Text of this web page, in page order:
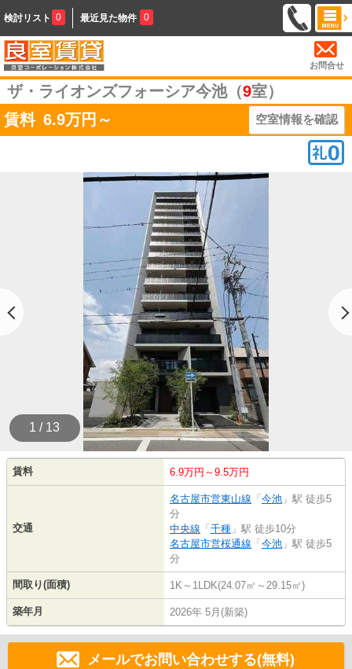
検討リスト 0 最近見た物件 0
お問合せ
ザ・ライオンズフォーシア今池（9室）
賃料 6.9万円～ 空室情報を確認
1 / 13
賃料 6.9万円～9.5万円
交通
名古屋市営東山線 「 今池 」駅 徒歩5
分
中央線 「 千種 」駅 徒歩10分
名古屋市営桜通線 「 今池 」駅 徒歩5
分
間取り(面積) 1K～1LDK(24.07㎡～29.15㎡)
築年月 2026年 5月(新築)
メールでお問い合わせする(無料)